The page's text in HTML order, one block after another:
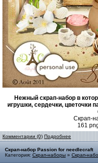
Нежный скрап-набор в
игрушки, сердечки, цветочки
Скрап-
161
Комментарии (0) Подробнее
Скрап-набор Passion for needlecraft
Категория: Скрап-наборы » Скрап-